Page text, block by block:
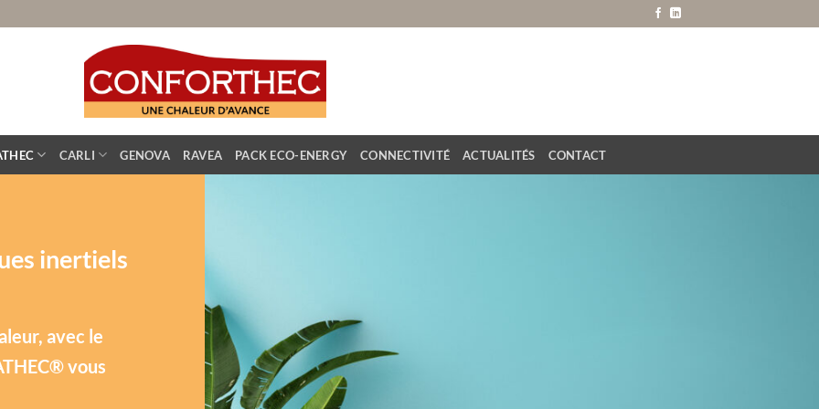
CARLI GENOVA RAVEA PACK ECO-ENERGY CONNECTIVITÉ ACTUALITÉS CONTACT
inertiels
avec le
vous